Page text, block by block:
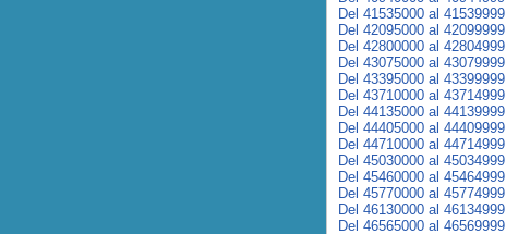
Del 41535000 al 41539999
Del 42095000 al 42099999
Del 42800000 al 42804999
Del 43075000 al 43079999
Del 43395000 al 43399999
Del 43710000 al 43714999
Del 44135000 al 44139999
Del 44405000 al 44409999
Del 44710000 al 44714999
Del 45030000 al 45034999
Del 45460000 al 45464999
Del 45770000 al 45774999
Del 46130000 al 46134999
Del 46565000 al 46569999